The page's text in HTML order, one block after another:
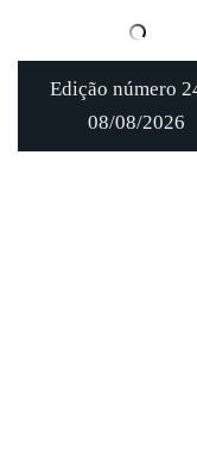
Edição número
08/08/2026